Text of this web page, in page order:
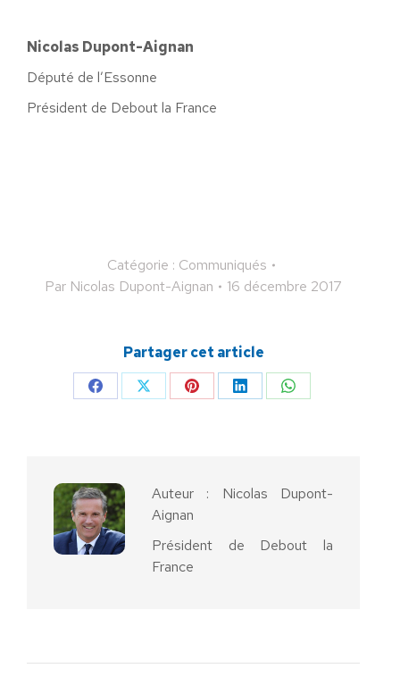
Nicolas Dupont-Aignan
Député de l’Essonne
Président de Debout la France
Catégorie : Communiqués
Par Nicolas Dupont-Aignan 16 décembre 2017
Partager cet article
PartagerPartagerPartagerPartagerPartager
Auteur : Nicolas Dupont-
Aignan
Président de Debout la
France